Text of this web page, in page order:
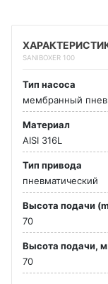
SANIBOXER 100
Тип насоса
мембранный
Материал
AISI 316L
Тип привода
пневматический
Высота подачи
70
Высота подачи,
70